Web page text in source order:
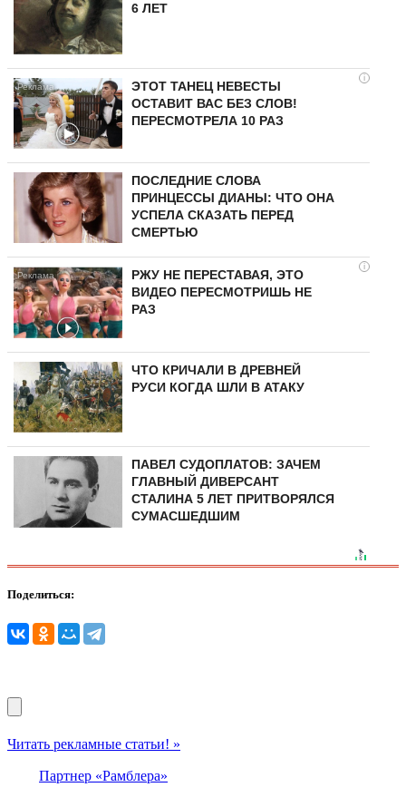
6 ЛЕТ
i
ЭТОТ ТАНЕЦ НЕВЕСТЫ
ОСТАВИТ ВАС БЕЗ СЛОВ!
ПЕРЕСМОТРЕЛА 10 РАЗ
ПОСЛЕДНИЕ СЛОВА
ПРИНЦЕССЫ ДИАНЫ: ЧТО ОНА
УСПЕЛА СКАЗАТЬ ПЕРЕД
СМЕРТЬЮ
i
РЖУ НЕ ПЕРЕСТАВАЯ, ЭТО
ВИДЕО ПЕРЕСМОТРИШЬ НЕ
РАЗ
ЧТО КРИЧАЛИ В ДРЕВНЕЙ
РУСИ КОГДА ШЛИ В АТАКУ
ПАВЕЛ СУДОПЛАТОВ: ЗАЧЕМ
ГЛАВНЫЙ ДИВЕРСАНТ
СТАЛИНА 5 ЛЕТ ПРИТВОРЯЛСЯ
СУМАСШЕДШИМ
Поделиться:
Читать рекламные статьи! »
Партнер «Рамблера»